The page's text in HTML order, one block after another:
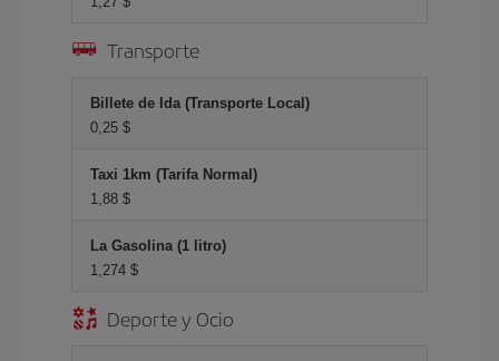
Transporte
Billete de Ida (Transporte Local)
0,25 $
Taxi 1km (Tarifa Normal)
1,88 $
La Gasolina (1 litro)
1,274 $
Deporte y Ocio